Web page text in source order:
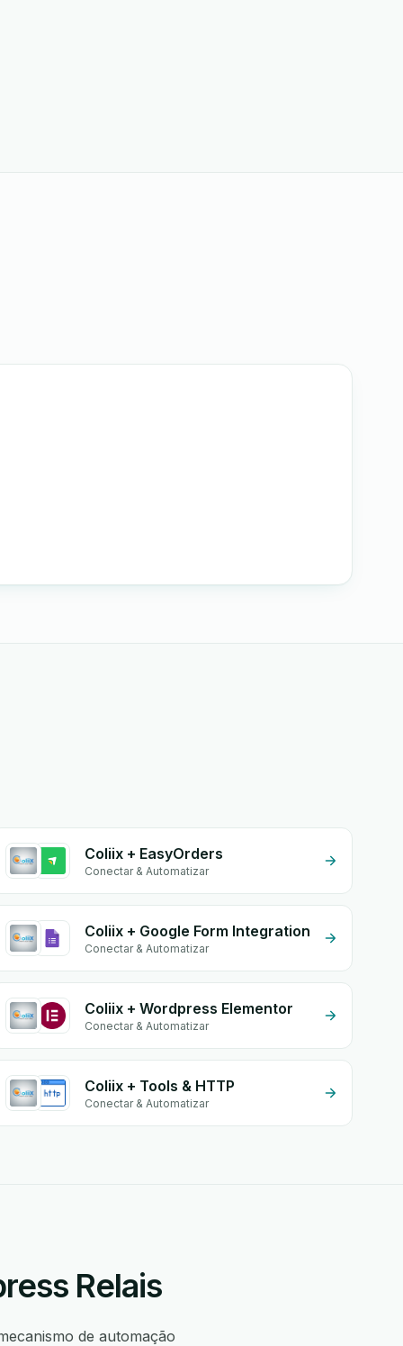
Coliix + EasyOrders
Conectar & Automatizar
Coliix + Google Form Integration
Conectar & Automatizar
Coliix + Wordpress Elementor
Conectar & Automatizar
Coliix + Tools & HTTP
Conectar & Automatizar
Relais
de automação